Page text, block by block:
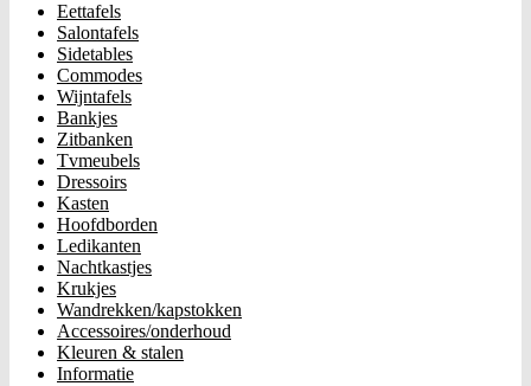
Eettafels
Salontafels
Sidetables
Commodes
Wijntafels
Bankjes
Zitbanken
Tvmeubels
Dressoirs
Kasten
Hoofdborden
Ledikanten
Nachtkastjes
Krukjes
Wandrekken/kapstokken
Accessoires/onderhoud
Kleuren & stalen
Informatie